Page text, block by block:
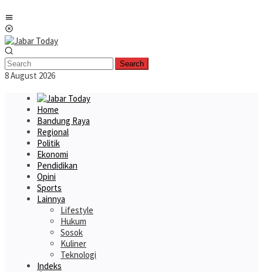
to
content
Search
8 August 2026
Home
Bandung Raya
Regional
Politik
Ekonomi
Pendidikan
Opini
Sports
Lainnya
Lifestyle
Hukum
Sosok
Kuliner
Teknologi
Indeks